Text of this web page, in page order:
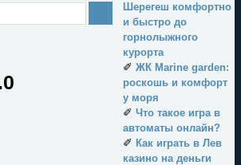
Шерегеш комфортно
и быстро до
горнолыжного
курорта
✐ ЖК Marine garden:
роскошь и комфорт
у моря
✐ Что такое игра в
автоматы онлайн?
✐ Как играть в Лев
казино на деньги